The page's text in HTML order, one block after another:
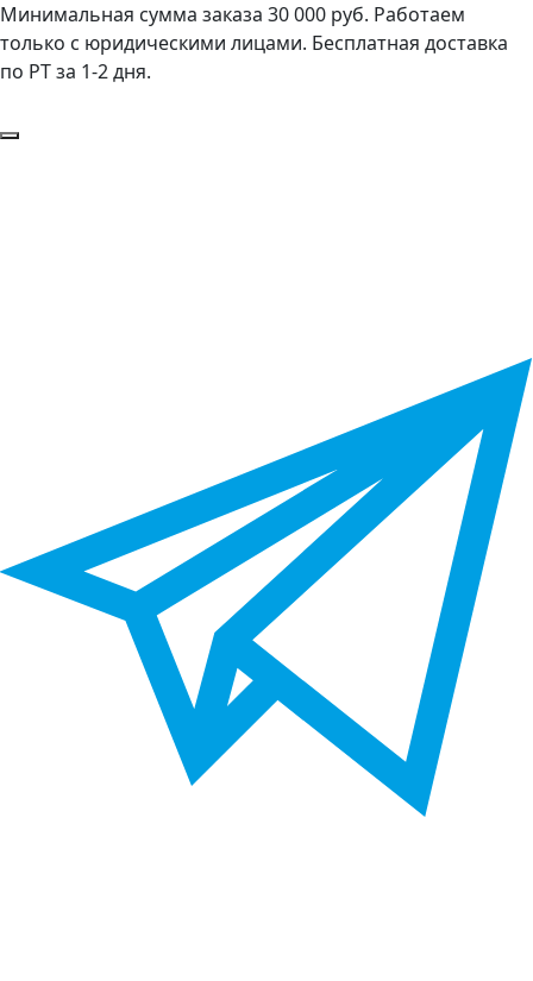
Минимальная сумма заказа 30 000 руб. Работаем
только с юридическими лицами. Бесплатная доставка
по РТ за 1-2 дня.